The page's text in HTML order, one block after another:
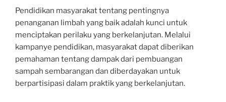
Pendidikan masyarakat tentang pentingnya
penanganan limbah yang baik adalah kunci untuk
menciptakan perilaku yang berkelanjutan. Melalui
kampanye pendidikan, masyarakat dapat diberikan
pemahaman tentang dampak dari pembuangan
sampah sembarangan dan diberdayakan untuk
berpartisipasi dalam praktik yang berkelanjutan.